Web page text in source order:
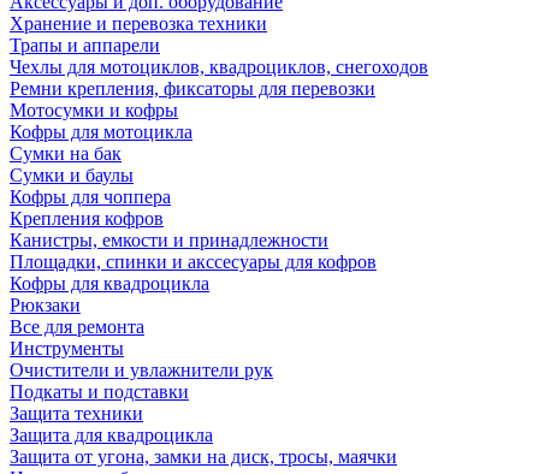
Хранение и перевозка техники
Трапы и аппарели
Чехлы для мотоциклов, квадроциклов, снегоходов
Ремни крепления, фиксаторы для перевозки
Мотосумки и кофры
Кофры для мотоцикла
Сумки на бак
Сумки и баулы
Кофры для чоппера
Крепления кофров
Канистры, емкости и принадлежности
Площадки, спинки и акссесуары для кофров
Кофры для квадроцикла
Рюкзаки
Все для ремонта
Инструменты
Очистители и увлажнители рук
Подкаты и подставки
Защита техники
Защита для квадроцикла
Защита от угона, замки на диск, тросы, маячки